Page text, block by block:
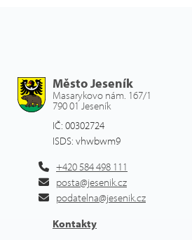
Město Jeseník
Masarykovo nám. 167/1
790 01 Jeseník
IČ: 00302724
ISDS: vhwbwm9
+420 584 498 111
posta@jesenik.cz
podatelna@jesenik.cz
Kontakty